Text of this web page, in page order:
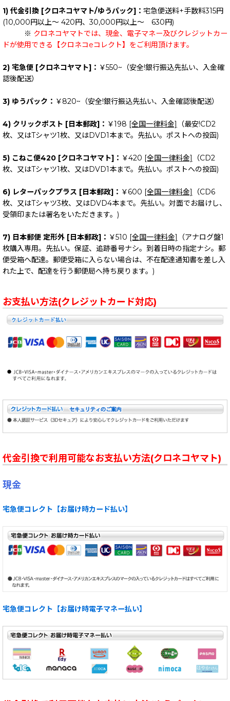
1) 代金引換 [クロネコヤマト/ゆうパック]： 宅急便送料+手数料315円
(10,000円以上～ 420円、30,000円以上～ 630円)
※ クロネコヤマトでは、現金、電子マネー及びクレジットカー
ドが使用できる【クロネコeコレクト】をご利用頂けます。
2) 宅急便 [クロネコヤマト]： ￥550~（安全!銀行振込先払い、入金確
認後配送）
3) ゆうパック： ￥820~（安全!銀行振込先払い、入金確認後配送）
4) クリックポスト [日本郵政]： ￥198 [全国一律料金]
（最安!CD2
枚、又はTシャツ1枚、又はDVD1本まで。先払い。ポストへの投函)
5) こねこ便420 [クロネコヤマト]： ￥420 [全国一律料金]
（CD2
枚、又はTシャツ1枚、又はDVD1本まで。先払い。ポストへの投函)
6) レターパックプラス [日本郵政]： ￥600 [全国一律料金]
（CD6
枚、又はTシャツ3枚、又はDVD4本まで。先払い。対面でお届けし、
受領印または署名をいただきます。)
7) 日本郵便 定形外 [日本郵政]： ￥510 [全国一律料金]
（アナログ盤1
枚購入専用。先払い。保証、追跡番号ナシ。到着日時の指定ナシ。郵
便受箱へ配達。郵便受箱に入らない場合は、不在配達通知書を差し入
れた上で、配達を行う郵便局へ持ち戻ります。)
お支払い方法(クレジットカード対応)
代金引換で利用可能なお支払い方法(クロネコヤマト)
現金
宅急便コレクト【お届け時カード払い】
宅急便コレクト【お届け時電子マネー払い】